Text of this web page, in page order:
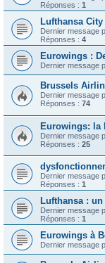
Réponses : 1
Lufthansa
Dernier message
Réponses : 4
Eurowings :
Dernier message
Brussels
Dernier message
Réponses : 74
Eurowings: la
Dernier message
Réponses : 25
Dernier message
Réponses : 1
Lufthansa :
Dernier message
Réponses : 1
Eurowings à
Dernier message